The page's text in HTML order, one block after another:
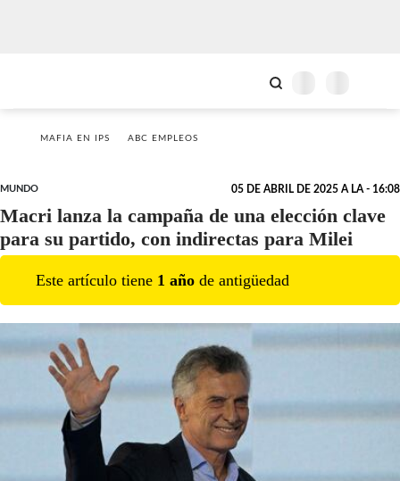
MAFIA EN IPS ABC EMPLEOS
MUNDO 05 DE ABRIL DE 2025 A LA - 16:08
Macri lanza la campaña de una elección clave
para su partido, con indirectas para Milei
Este artículo tiene 1 año de antigüedad